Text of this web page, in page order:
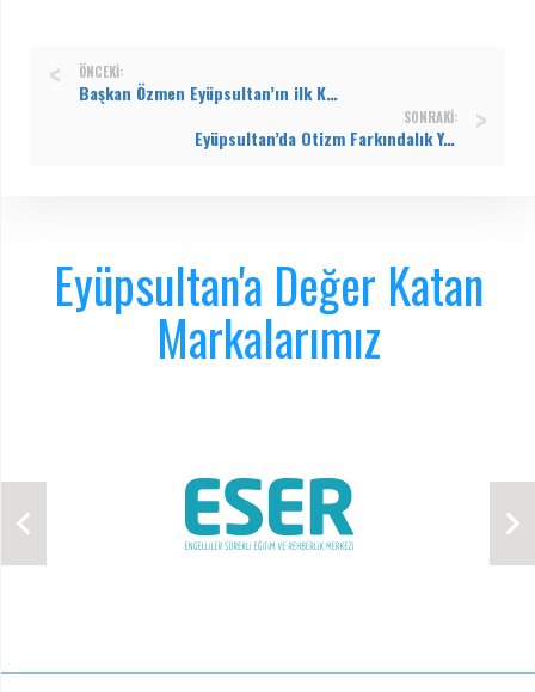
ÖNCEKI:
Başkan Özmen Eyüpsultan’ın ilk Kent Lokantası'nın çalışmalarını inceledi
SONRAKI:
Eyüpsultan’da Otizm Farkındalık Yürüyüşü yapıldı
Eyüpsultan'a Değer Katan
Markalarımız